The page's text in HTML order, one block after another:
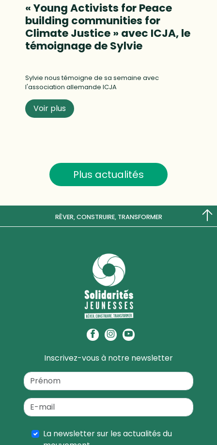
« Young Activists for Peace
building communities for
Climate Justice » avec ICJA, le
témoignage de Sylvie
Sylvie nous témoigne de sa semaine avec
l'association allemande ICJA
Voir plus
Plus actualités
RÊVER, CONSTRUIRE, TRANSFORMER
Inscrivez-vous à notre newsletter
La newsletter sur les actualités du